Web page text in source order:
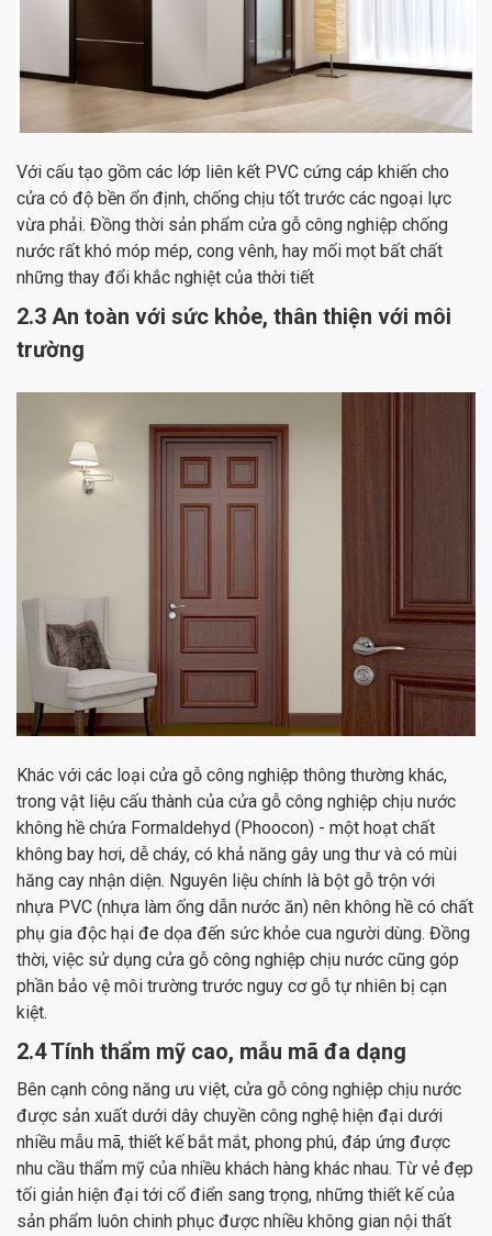
Với cấu tạo gồm các lớp liên kết PVC cứng cáp khiến cho
cửa có độ bền ổn định, chống chịu tốt trước các ngoại lực
vừa phải. Đồng thời sản phẩm cửa gỗ công nghiệp chống
nước rất khó móp mép, cong vênh, hay mối mọt bất chất
những thay đổi khắc nghiệt của thời tiết
2.3 An toàn với sức khỏe, thân thiện với môi
trường
Khác với các loại cửa gỗ công nghiệp thông thường khác,
trong vật liệu cấu thành của cửa gỗ công nghiệp chịu nước
không hề chứa Formaldehyd (Phoocon) - một hoạt chất
không bay hơi, dễ cháy, có khả năng gây ung thư và có mùi
hăng cay nhận diện. Nguyên liệu chính là bột gỗ trộn với
nhựa PVC (nhựa làm ống dẫn nước ăn) nên không hề có chất
phụ gia độc hại đe dọa đến sức khỏe cua người dùng. Đồng
thời, việc sử dụng cửa gỗ công nghiệp chịu nước cũng góp
phần bảo vệ môi trường trước nguy cơ gỗ tự nhiên bị cạn
kiệt.
2.4 Tính thẩm mỹ cao, mẫu mã đa dạng
Bên cạnh công năng ưu việt, cửa gỗ công nghiệp chịu nước
được sản xuất dưới dây chuyền công nghệ hiện đại dưới
nhiều mẫu mã, thiết kế bắt mắt, phong phú, đáp ứng được
nhu cầu thẩm mỹ của nhiều khách hàng khác nhau. Từ vẻ đẹp
tối giản hiện đại tới cổ điển sang trọng, những thiết kế của
sản phẩm luôn chinh phục được nhiều không gian nội thất